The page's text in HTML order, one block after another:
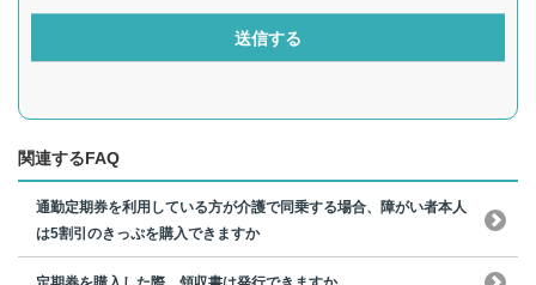
送信する
関連するFAQ
通勤定期券を利用している方が介護で同乗する場合、障がい者本人
は5割引のきっぷを購入できますか